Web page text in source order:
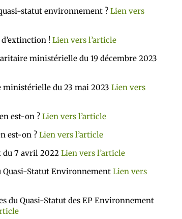
statut environnement ? Lien vers
! Lien vers l’article
ministérielle du 19 décembre 2023
du 23 mai 2023 Lien vers
est-on ? Lien vers l’article
est-on ? Lien vers l’article
7 avril 2022 Lien vers l’article
Statut Environnement Lien vers
du Quasi-Statut des EP Environnement